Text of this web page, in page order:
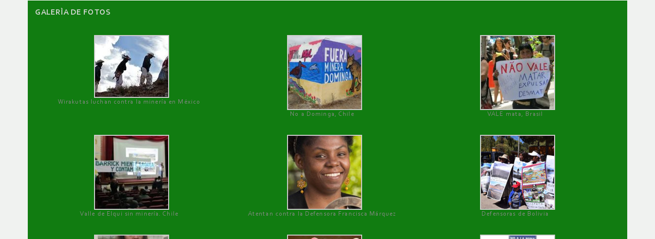
GALERÌA DE FOTOS
Wirakutas luchan contra la minería en México
No a Dominga, Chile
VALE mata, Brasil
Valle de Elqui sin minería. Chile Atentan contra la Defensora Francisca Márquez Defensoras de Bolivia